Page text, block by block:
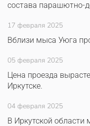
состава парашютно-
17 февраля 2025
Вблизи мыса Уюга
05 февраля 2025
Цена проезда
Иркутске.
04 февраля 2025
В Иркутской области